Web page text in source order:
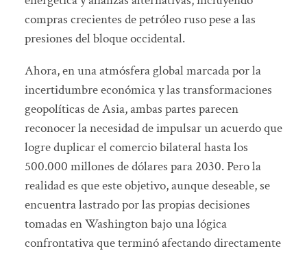
compras crecientes de petróleo ruso pese a las
presiones del bloque occidental.
Ahora, en una atmósfera global marcada por la
incertidumbre económica y las transformaciones
geopolíticas de Asia, ambas partes parecen
reconocer la necesidad de impulsar un acuerdo que
logre duplicar el comercio bilateral hasta los
500.000 millones de dólares para 2030. Pero la
realidad es que este objetivo, aunque deseable, se
encuentra lastrado por las propias decisiones
tomadas en Washington bajo una lógica
confrontativa que terminó afectando directamente